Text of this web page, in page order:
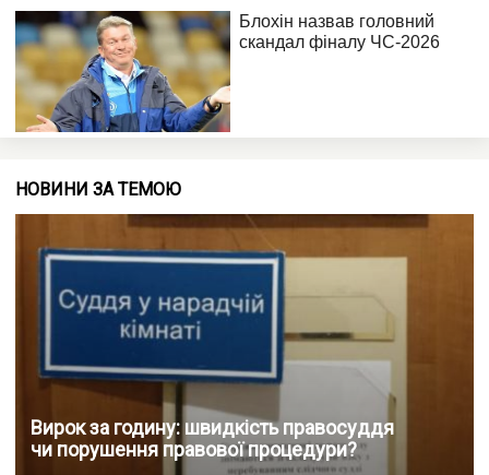
НОВИНИ ЗА ТЕМОЮ
Вирок за годину: швидкість правосуддя
чи порушення правової процедури?